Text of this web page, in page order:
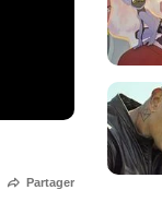
Partager